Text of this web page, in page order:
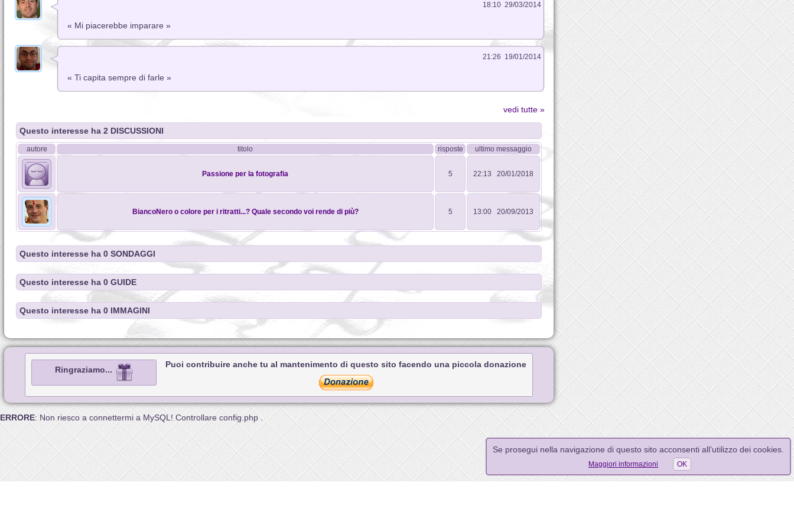
18:10 29/03/2014
« Mi piacerebbe imparare »
21:26 19/01/2014
« Ti capita sempre di farle »
vedi tutte »
Questo interesse ha 2 DISCUSSIONI
autore titolo risposte ultimo messaggio
Passione per la fotografia 5 22:13 20/01/2018
BiancoNero o colore per i ritratti...? Quale secondo voi rende di più? 5 13:00 20/09/2013
Questo interesse ha 0 SONDAGGI
Questo interesse ha 0 GUIDE
Questo interesse ha 0 IMMAGINI
Ringraziamo...
Puoi contribuire anche tu al mantenimento di questo sito facendo una piccola donazione
ERRORE: Non riesco a connettermi a MySQL! Controllare config.php .
Se prosegui nella navigazione di questo sito acconsenti all’utilizzo dei cookies.
Maggiori informazioni OK